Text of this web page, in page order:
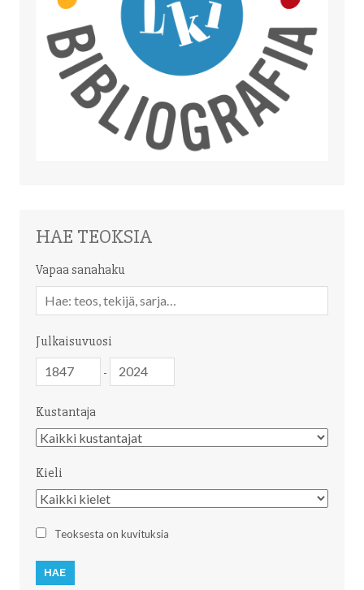
HAE TEOKSIA
Vapaa sanahaku
sanahaku
Julkaisuvuosi
-
Kustantaja
Kustantaja
Kieli
Kieli
Teoksesta on kuvituksia